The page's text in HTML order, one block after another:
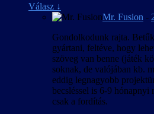
Válasz ↓
Mr. Fusion -
Gondolkodunk rajta.
gyártani, feltéve, hogy
szöveg van benne (játék
soknak, de valójában kb.
eddig legnagyobb
becsléssel is 6-9 hónapnyi
csak a fordítás.